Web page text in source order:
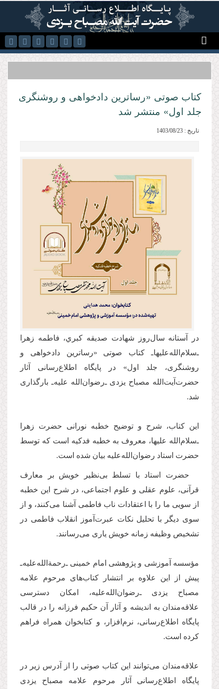
رفتن به محتوای اصلی
کتاب صوتی «رساترین دادخواهی و روشنگری
جلد اول» منتشر شد
تاریخ : 1403/08/23
در آستانه سال‌روز شهادت صديقه كبري، فاطمه زهرا
ـ‌سلام‌الله‌عليها‌ـ کتاب صوتی «رساترین دادخواهی و
روشنگری، جلد اول» در پایگاه اطلاع‌رسانی آثار
حضرت‌آیت‌الله مصباح یزدی ـ‌رضوان‌الله علیه‌ـ بارگذاری
شد.
این کتاب، شرح و توضیح خطبه نورانی حضرت زهرا
ـ‌سلام‌الله علیها، معروف به خطبه فدکیه است که توسط
حضرت استاد رضوان‌الله‌علیه بیان شده است.
حضرت استاد با تسلط بی‌نظیر خویش بر معارف
قرآنی، علوم عقلی و علوم اجتماعی، در شرح این خطبه
از سویی ما را با اعتقادات ناب فاطمی آشنا می‌كنند، و از
سوی دیگر با تحلیل نكات عبرت‌آموز انقلاب فاطمی در
تشخیص وظیفه زمانه خویش یاری می‌رسانند.
مؤسسه آموزشی و پژوهشی امام خمينی‌ ـ‌رحمة‌الله‌عليه‌ـ
پيش از اين علاوه بر انتشار کتاب‌های مرحوم علامه
مصباح يزدی ـ‌رضوان‌الله‌‌عليه، امكان دسترسی
علاقه‌مندان به انديشه و آثار آن حكيم فرزانه را در قالب
پایگاه اطلاع‌رسانی، نرم‌افزار، و کتابخوان همراه فراهم
كرده است.
علاقه‌مندان می‌توانند اين كتاب صوتی‌ را از آدرس زیر در
پایگاه اطلاع‌رسانی آثار مرحوم علامه مصباح يزدی